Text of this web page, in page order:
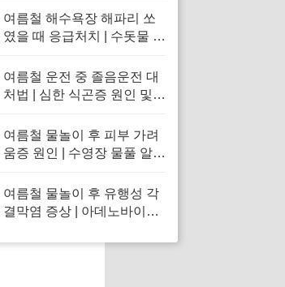
입 금지 이유
여름철 해수욕장 해파리 쏘
였을 때 응급처치 | 수돗물 세
닷물 세척 수칙
여름철 운전 중 졸음운전 대
처법 | 심한 식곤증 원인 및
퇴치 응급처치 수칙
여름철 물놀이 후 피부 가려
움증 원인 | 수영장 물풀 알레
급처치 수칙
여름철 물놀이 후 유행성 각
결막염 증상 | 아데노바이러
눈 충혈 응급처치 수칙